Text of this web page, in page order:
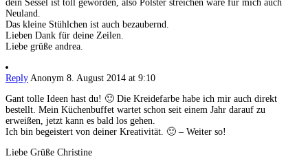
dein Sessel ist toll geworden, also Polster streichen wäre für mich auch
Neuland.
Das kleine Stühlchen ist auch bezaubernd.
Lieben Dank für deine Zeilen.
Liebe grüße andrea.
Reply Anonym 8. August 2014 at 9:10
Gant tolle Ideen hast du! 🙂 Die Kreidefarbe habe ich mir auch direkt
bestellt. Mein Küchenbuffet wartet schon seit einem Jahr darauf zu
erweißen, jetzt kann es bald los gehen.
Ich bin begeistert von deiner Kreativität. 🙂 – Weiter so!
Liebe Grüße Christine